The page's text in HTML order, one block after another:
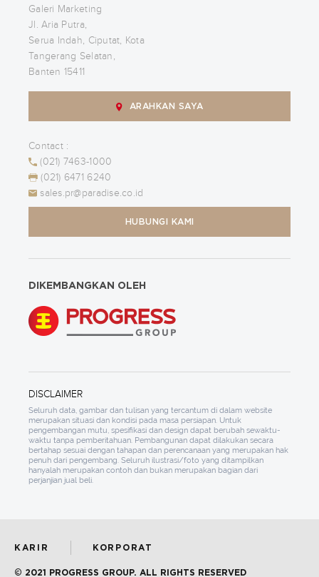
Galeri Marketing
Jl. Aria Putra,
Serua Indah, Ciputat, Kota
Tangerang Selatan,
Banten 15411
ARAHKAN SAYA
Contact :
(021) 7463-1000
(021) 6471 6240
sales.pr@paradise.co.id
HUBUNGI KAMI
DIKEMBANGKAN OLEH
DISCLAIMER
Seluruh data, gambar dan tulisan yang tercantum di dalam website
merupakan situasi dan kondisi pada masa persiapan. Untuk
pengembangan mutu, spesifikasi dan design dapat berubah sewaktu-
waktu tanpa pemberitahuan. Pembangunan dapat dilakukan secara
bertahap sesuai dengan tahapan dan perencanaan yang merupakan hak
penuh dari pengembang. Seluruh ilustrasi/foto yang ditampilkan
hanyalah merupakan contoh dan bukan merupakan bagian dari
perjanjian jual beli.
KARIR KORPORAT
© 2021 PROGRESS GROUP. ALL RIGHTS RESERVED